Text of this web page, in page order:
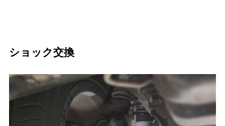
ショック交換